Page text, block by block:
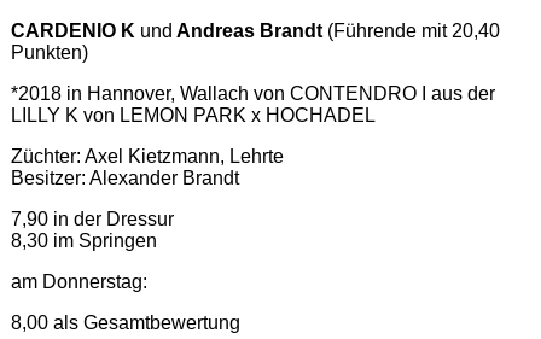
CARDENIO K und Andreas Brandt(Führende mit 20,40
Punkten)
*2018 in Hannover, Wallach von CONTENDRO I aus der
LILLY K von LEMON PARK x HOCHADEL
Züchter: Axel Kietzmann, Lehrte
Besitzer: Alexander Brandt
7,90 in der Dressur
8,30 im Springen
am Donnerstag:
8,00 als Gesamtbewertung